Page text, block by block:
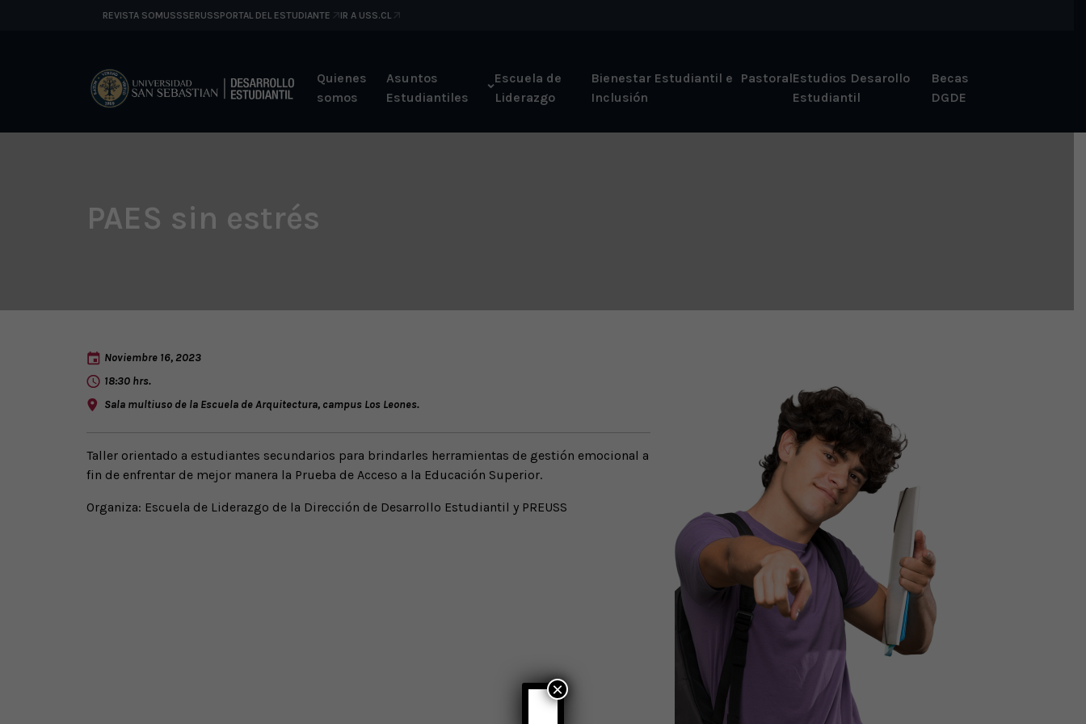
REVISTA SOMUSSSERUSSPORTAL DEL ESTUDIANTE IR A USS.CL
Quienes
somos
Asuntos
Estudiantiles
Escuela de
Liderazgo
Bienestar Estudiantil e
Inclusión
PastoralEstudios Desarollo
Estudiantil
Becas
DGDE
PAES sin estrés
Noviembre 16, 2023
18:30 hrs.
Sala multiuso de la Escuela de Arquitectura, campus Los Leones.
Taller orientado a estudiantes secundarios para brindarles herramientas de gestión emocional a
fin de enfrentar de mejor manera la Prueba de Acceso a la Educación Superior.
Organiza: Escuela de Liderazgo de la Dirección de Desarrollo Estudiantil y PREUSS
×